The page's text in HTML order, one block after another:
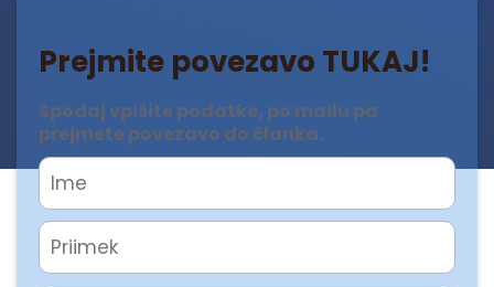
Prejmite povezavo TUKAJ!
Spodaj vpišite podatke, po mailu pa
prejmete povezavo do članka.